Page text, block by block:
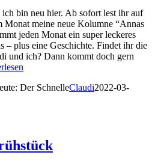
bin neu hier. Ab sofort lest ihr auf
meine neue Kolumne “Annas
jeden Monat ein super leckeres
– plus eine Geschichte. Findet ihr die
und ich? Dann kommt doch gern
Der SchnelleClaudi2022-03-